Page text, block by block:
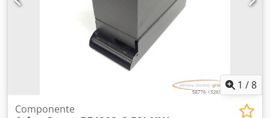
1 /8
Componente